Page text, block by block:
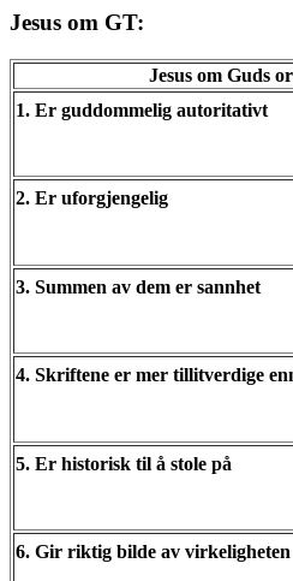
Jesus om GT:
Jesus om Guds
1. Er guddommelig autoritativt
2. Er uforgjengelig
3. Summen av dem er sannhet
4. Skriftene er mer tillitverdige
5. Er historisk til å stole på
6. Gir riktig bilde av virkeligheten